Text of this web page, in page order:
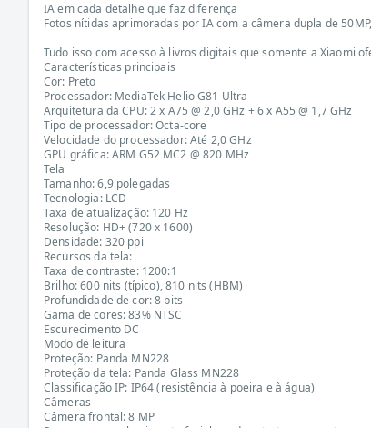
IA em cada detalhe que faz diferença
Fotos nítidas aprimoradas por IA com a câmera dupla de
Tudo isso com acesso à livros digitais que somente a Xiaomi
Características principais
Cor: Preto
Processador: MediaTek Helio G81 Ultra
Arquitetura da CPU: 2 x A75 @ 2,0 GHz + 6 x A55 @ 1,7 GHz
Tipo de processador: Octa-core
Velocidade do processador: Até 2,0 GHz
GPU gráfica: ARM G52 MC2 @ 820 MHz
Tela
Tamanho: 6,9 polegadas
Tecnologia: LCD
Taxa de atualização: 120 Hz
Resolução: HD+ (720 x 1600)
Densidade: 320 ppi
Recursos da tela:
Taxa de contraste: 1200:1
Brilho: 600 nits (típico), 810 nits (HBM)
Profundidade de cor: 8 bits
Gama de cores: 83% NTSC
Escurecimento DC
Modo de leitura
Proteção: Panda MN228
Proteção da tela: Panda Glass MN228
Classificação IP: IP64 (resistência à poeira e à água)
Câmeras
Câmera frontal: 8 MP